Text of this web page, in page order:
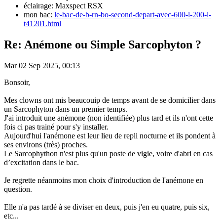
éclairage: Maxspect RSX
mon bac: le-bac-de-b-rn-bo-second-depart-avec-600-l-200-l-
t41201.html
Re: Anémone ou Simple Sarcophyton ?
Mar 02 Sep 2025, 00:13
Bonsoir,
Mes clowns ont mis beaucouip de temps avant de se domicilier dans
un Sarcophyton dans un premier temps.
J'ai introduit une anémone (non identifiée) plus tard et ils n'ont cette
fois ci pas trainé pour s'y installer.
Aujourd'hui l'anémone est leur lieu de repli nocturne et ils pondent à
ses environs (très) proches.
Le Sarcophython n'est plus qu'un poste de vigie, voire d'abri en cas
d’excitation dans le bac.
Je regrette néanmoins mon choix d'introduction de l'anémone en
question.
Elle n'a pas tardé à se diviser en deux, puis j'en eu quatre, puis six,
etc...